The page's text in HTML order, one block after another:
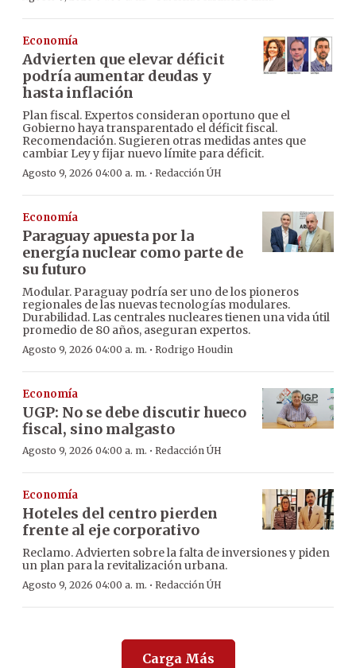
Economía
Advierten que elevar déficit
podría aumentar deudas y
hasta inflación
Plan fiscal. Expertos consideran oportuno que el
Gobierno haya transparentado el déficit fiscal.
Recomendación. Sugieren otras medidas antes que
cambiar Ley y fijar nuevo límite para déficit.
Agosto 9, 2026 04:00 a. m. · Redacción ÚH
Economía
Paraguay apuesta por la
energía nuclear como parte de
su futuro
Modular. Paraguay podría ser uno de los pioneros
regionales de las nuevas tecnologías modulares.
Durabilidad. Las centrales nucleares tienen una vida útil
promedio de 80 años, aseguran expertos.
Agosto 9, 2026 04:00 a. m. · Rodrigo Houdin
Economía
UGP: No se debe discutir hueco
fiscal, sino malgasto
Agosto 9, 2026 04:00 a. m. · Redacción ÚH
Economía
Hoteles del centro pierden
frente al eje corporativo
Reclamo. Advierten sobre la falta de inversiones y piden
un plan para la revitalización urbana.
Agosto 9, 2026 04:00 a. m. · Redacción ÚH
Carga Más